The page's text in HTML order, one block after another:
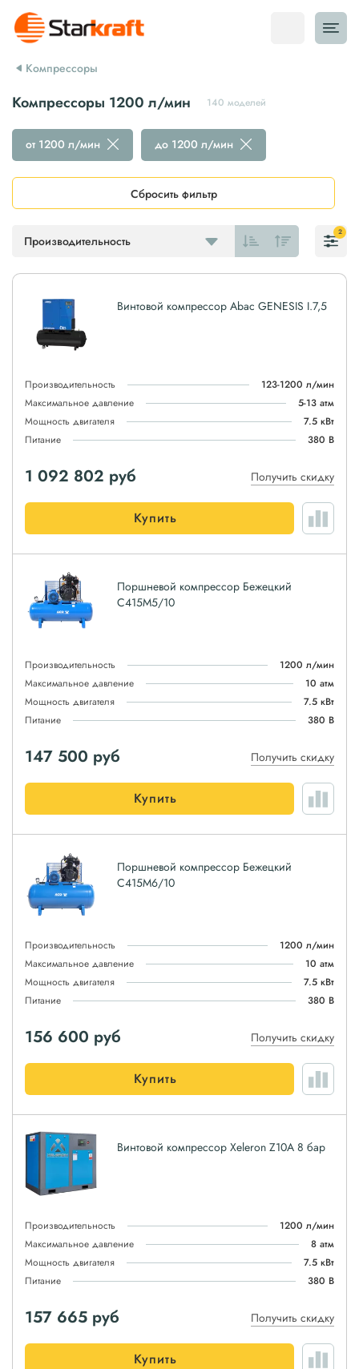
Компрессоры
Компрессоры 1200 л/мин 140 моделей
Производительность
от 1200 л/мин до 1200 л/мин
Сбросить фильтр
2
Винтовой компрессор Abac GENESIS I.7,5
Производительность
123-1200 л/мин
Максимальное давление
5-13 атм
Мощность двигателя
7.5 кВт
Питание
380 В
1 092 802 руб Получить скидку
Купить
Поршневой компрессор Бежецкий
С415М5/10
Производительность
1200 л/мин
Максимальное давление
10 атм
Мощность двигателя
7.5 кВт
Питание
380 В
147 500 руб Получить скидку
Купить
Поршневой компрессор Бежецкий
С415М6/10
Производительность
1200 л/мин
Максимальное давление
10 атм
Мощность двигателя
7.5 кВт
Питание
380 В
156 600 руб Получить скидку
Купить
Винтовой компрессор Xeleron Z10A 8 бар
Производительность
1200 л/мин
Максимальное давление
8 атм
Мощность двигателя
7.5 кВт
Питание
380 В
157 665 руб Получить скидку
Купить